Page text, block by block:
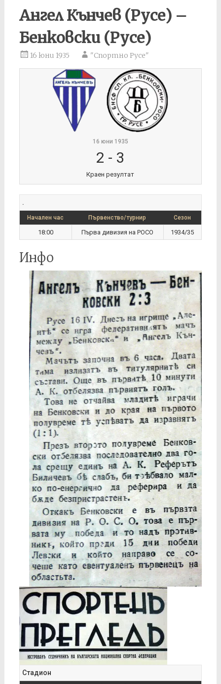
Ангел Кънчев (Русе) –
Бенковски (Русе)
16 юни 1935 "Спортно Русе"
16 юни 1935
2 - 3
Краен резултат
.
Начален час Първенство/турнир Сезон
18:00 Първа дивизия на РОСО 1934/35
Инфо
Стадион